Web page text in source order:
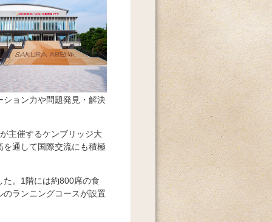
ョン力や問題発見・解決
主催するケンブリッジ大
通して国際交流にも積極
。1階には約800席の食
ランニングコースが設置